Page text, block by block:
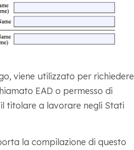
viene utilizzato per richiedere
EAD o permesso di
titolare a lavorare negli Stati
la compilazione di questo